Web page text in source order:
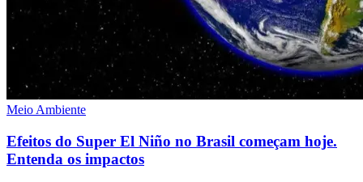
Meio Ambiente
Efeitos do Super El Niño no Brasil começam hoje.
Entenda os impactos